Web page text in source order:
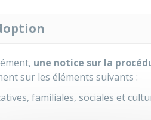
une notice sur la
sur les éléments suivants :
familiales, sociales et